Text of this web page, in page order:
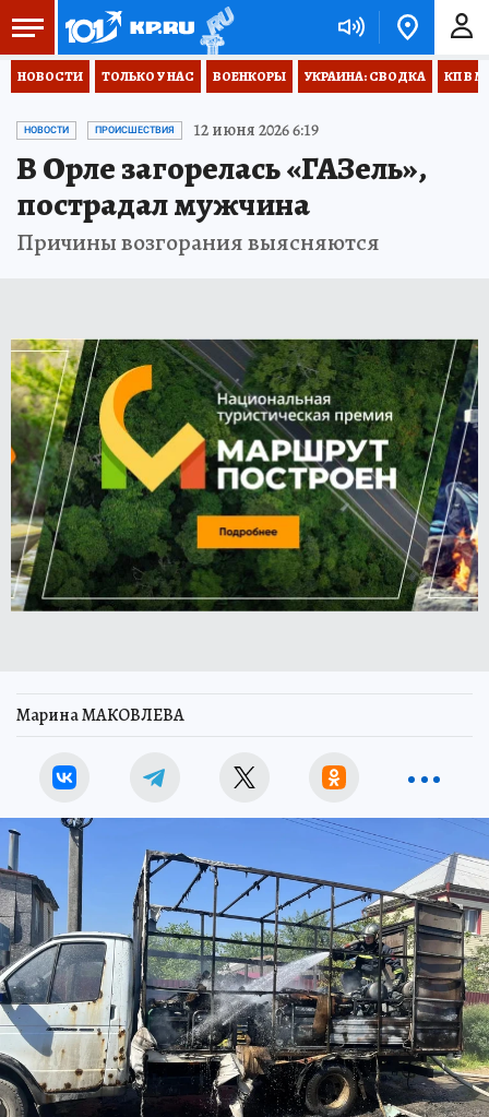
НОВОСТИ ТОЛЬКО У НАС ВОЕНКОРЫ УКРАИНА: СВОДКА КП В
НОВОСТИ ПРОИСШЕСТВИЯ 12 июня 2026 6:19
В Орле загорелась «ГАЗель»,
пострадал мужчина
Причины возгорания выясняются
Марина МАКОВЛЕВА